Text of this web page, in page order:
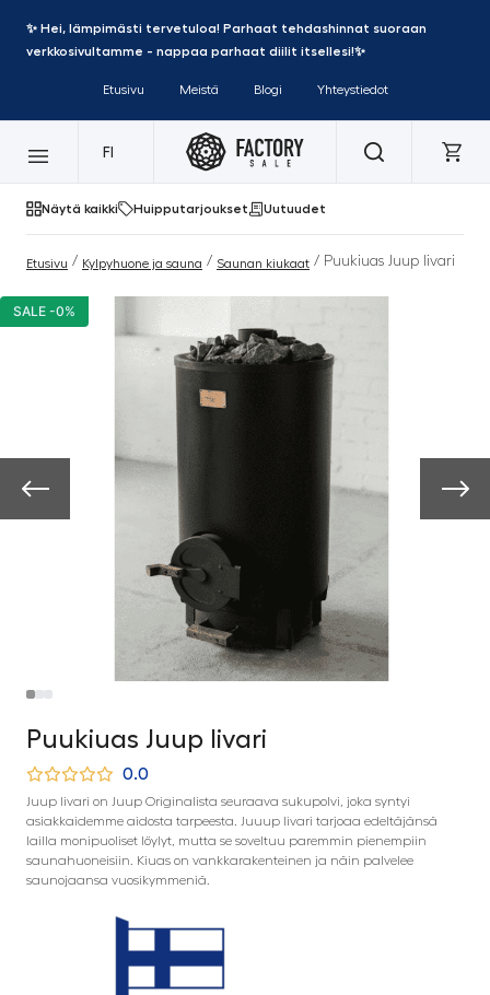
✨ Hei, lämpimästi tervetuloa! Parhaat tehdashinnat suoraan
verkkosivultamme - nappaa parhaat diilit itsellesi!✨
Etusivu Meistä Blogi Yhteystiedot
FI
Näytä kaikki Huipputarjoukset Uutuudet
Etusivu / Kylpyhuone ja sauna / Saunan kiukaat / Puukiuas Juup Iivari
SALE -0%
Puukiuas Juup Iivari
0.0
Juup Iivari on Juup Originalista seuraava sukupolvi, joka syntyi
asiakkaidemme aidosta tarpeesta. Juuup Iivari tarjoaa edeltäjänsä
lailla monipuoliset löylyt, mutta se soveltuu paremmin pienempiin
saunahuoneisiin. Kiuas on vankkarakenteinen ja näin palvelee
saunojaansa vuosikymmeniä.